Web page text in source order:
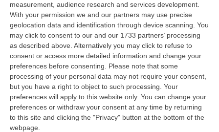
measurement, audience research and services development.
With your permission we and our partners may use precise
geolocation data and identification through device scanning. You
may click to consent to our and our 1733 partners’ processing
as described above. Alternatively you may click to refuse to
consent or access more detailed information and change your
preferences before consenting.
Please note that some
processing of your personal data may not require your consent,
but you have a right to object to such processing. Your
preferences will apply to this website only. You can change your
preferences or withdraw your consent at any time by returning
to this site and clicking the "Privacy" button at the bottom of the
webpage.
Zungri, senza patente e ubriaco alla guida:
arrestato per la morte di Carmelo Purita
Il 43enne avrebbe provocato l’incidente
costato la vita al giovane motociclista.
Rilevato un tasso alcolemico di 2,30:
domiciliari con braccialetto e…
Pubblicato il: 05/08/26 – 17:56